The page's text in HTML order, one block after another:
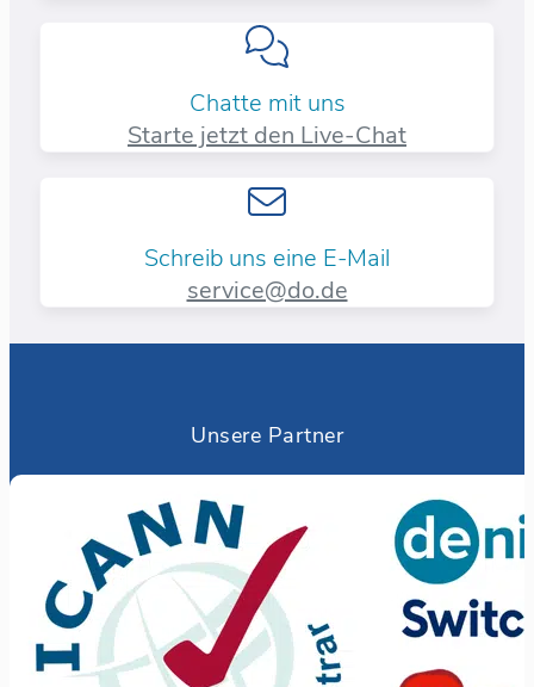
Chatte mit uns
Starte jetzt den Live-Chat
Schreib uns eine E-Mail
service@do.de
Unsere Partner